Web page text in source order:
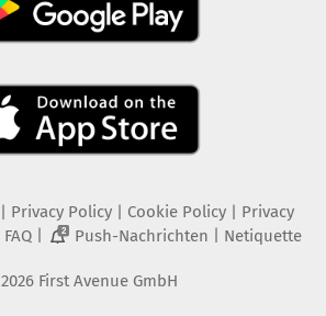
Privacy Policy| Cookie Policy| Privacy
FAQ| 2 Push-Nachrichten Netiquette
2026 First Avenue GmbH